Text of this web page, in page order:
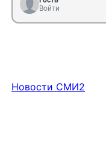
Войти
Новости СМИ2